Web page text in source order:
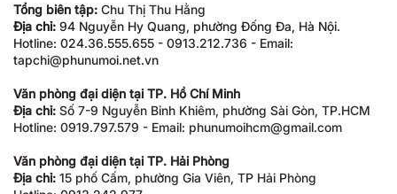
Tổng biên tập: Chu Thị Thu Hằng
Địa chỉ: 94 Nguyễn Hy Quang, phường Đống Đa, Hà Nội.
Hotline: 024.36.555.655 - 0913.212.736 - Email:
tapchi@phunumoi.net.vn
Văn phòng đại diện tại TP. Hồ Chí Minh
Địa chỉ: Số 7-9 Nguyễn Bỉnh Khiêm, phường Sài Gòn, TP.HCM
Hotline: 0919.797.579 - Email: phunumoihcm@gmail.com
Văn phòng đại diện tại TP. Hải Phòng
Địa chỉ: 15 phố Cấm, phường Gia Viên, TP Hải Phòng